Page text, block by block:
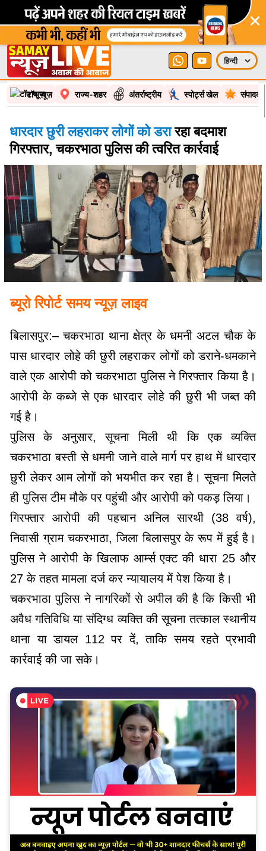
×
टॉप न्यूज़ राज्य-शहर अंतर्राष्ट्रीय स्पोर्ट्स खेल
धारदार छुरी लहराकर लोगों को डरारहा बदमाश
गिरफ्तार, चकरभाठा पुलिस की त्वरित कार्रवाई
ब्यूरो रिपोर्ट समय न्यूज़ लाइव
बिलासपुर:– चकरभाठा थाना क्षेत्र के धमनी अटल चौक के
पास धारदार लोहे की छुरी लहराकर लोगों को डराने-धमकाने
वाले एक आरोपी को चकरभाठा पुलिस ने गिरफ्तार किया है।
आरोपी के कब्जे से एक धारदार लोहे की छुरी भी जब्त की
गई है।
पुलिस के अनुसार, सूचना मिली थी कि एक व्यक्ति
चकरभाठा बस्ती से धमनी जाने वाले मार्ग पर हाथ में धारदार
छुरी लेकर आम लोगों को भयभीत कर रहा है। सूचना मिलते
ही पुलिस टीम मौके पर पहुंची और आरोपी को पकड़ लिया।
गिरफ्तार आरोपी की पहचान अनिल सारथी (38 वर्ष),
निवासी ग्राम चकरभाठा, जिला बिलासपुर के रूप में हुई है।
पुलिस ने आरोपी के खिलाफ आर्म्स एक्ट की धारा 25 और
27 के तहत मामला दर्ज कर न्यायालय में पेश किया है।
चकरभाठा पुलिस ने नागरिकों से अपील की है कि किसी भी
अवैध गतिविधि या संदिग्ध व्यक्ति की सूचना तत्काल स्थानीय
थाना या डायल 112 पर दें, ताकि समय रहते प्रभावी
कार्रवाई की जा सके।